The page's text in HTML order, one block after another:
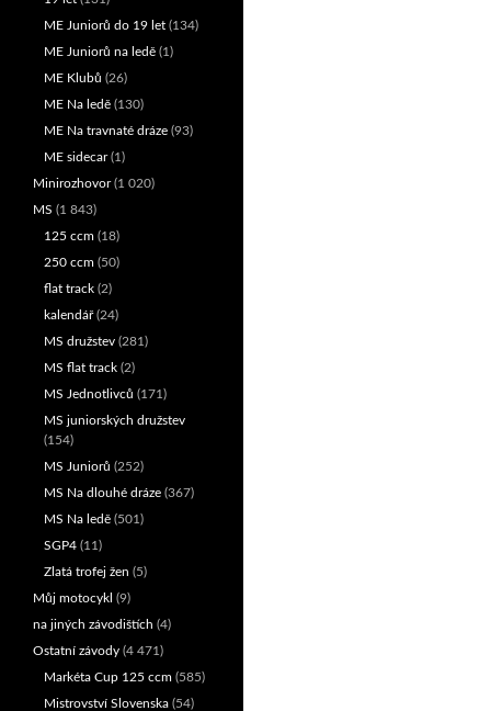
ME Juniorů do 19 let (134)
ME Juniorů na ledě (1)
ME Klubů (26)
ME Na ledě (130)
ME Na travnaté dráze (93)
ME sidecar(1)
Minirozhovor(1 020)
MS (1 843)
125 ccm (18)
250 ccm (50)
flat track (2)
kalendář(24)
MS družstev (281)
MS flat track (2)
MS Jednotlivců (171)
MS juniorských družstev
(154)
MS Juniorů (252)
MS Na dlouhé dráze (367)
MS Na ledě (501)
SGP4 (11)
Zlatá trofej žen (5)
Můj motocykl (9)
na jiných závodištích (4)
Ostatní závody (4 471)
Markéta Cup 125 ccm (585)
Mistrovství Slovenska (54)